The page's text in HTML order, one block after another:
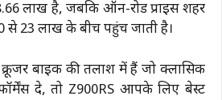
लाख है, जबकि ऑन-रोड प्राइस शहर
₹23 लाख के बीच पहुंच जाती है।
बाइक की तलाश में हैं जो क्लासिक
दे, तो Z900RS आपके लिए बेस्ट